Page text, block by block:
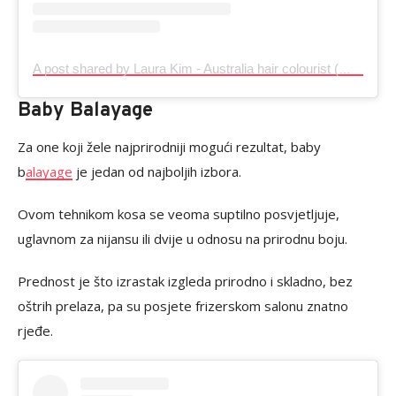
A post shared by Laura Kim - Australia hair colourist (@laura_studiomusehair)
Baby Balayage
Za one koji žele najprirodniji mogući rezultat, baby
balayage je jedan od najboljih izbora.
Ovom tehnikom kosa se veoma suptilno posvjetljuje,
uglavnom za nijansu ili dvije u odnosu na prirodnu boju.
Prednost je što izrastak izgleda prirodno i skladno, bez
oštrih prelaza, pa su posjete frizerskom salonu znatno
rjeđe.